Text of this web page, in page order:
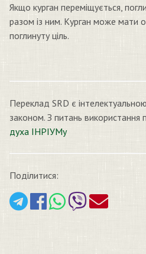
Якщо курган переміщується,
разом із ним. Курган може мати
поглинуту ціль.
Переклад SRD є
законом. З питань використання
духа ІНРІУМу
Поділитися: